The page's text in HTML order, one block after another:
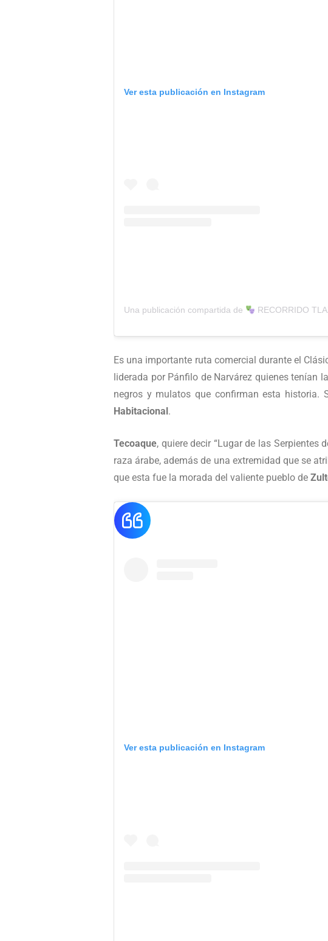
Ver esta publicación en Instagram
Una publicación compartida de RECORRIDO
Es una importante ruta comercial durante el
liderada por Pánfilo de Narvárez quienes tenían
negros y mulatos que confirman esta historia.
Habitacional .
Tecoaque, quiere decir “Lugar de las Serpientes
raza árabe, además de una extremidad que se
que esta fue la morada del valiente pueblo de
Ver esta publicación en Instagram